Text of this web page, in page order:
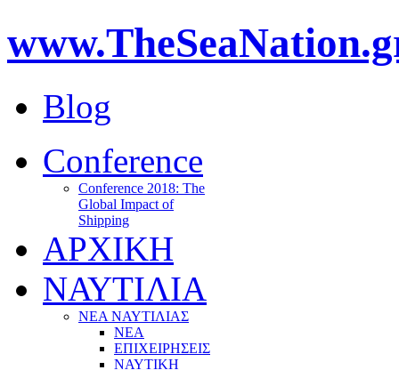
Blog
Conference
Conference 2018: The
Global Impact of
Shipping
ΑΡΧΙΚΗ
ΝΑΥΤΙΛΙΑ
ΝΕΑ ΝΑΥΤΙΛΙΑΣ
ΝΕΑ
ΕΠΙΧΕΙΡΗΣΕΙΣ
ΝΑΥΤΙΚΗ